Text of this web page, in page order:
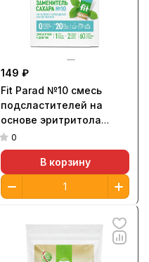
149 ₽
Fit Parad №10 смесь
подсластителей на
основе эритритола
(60шт/стики)
0
В корзину